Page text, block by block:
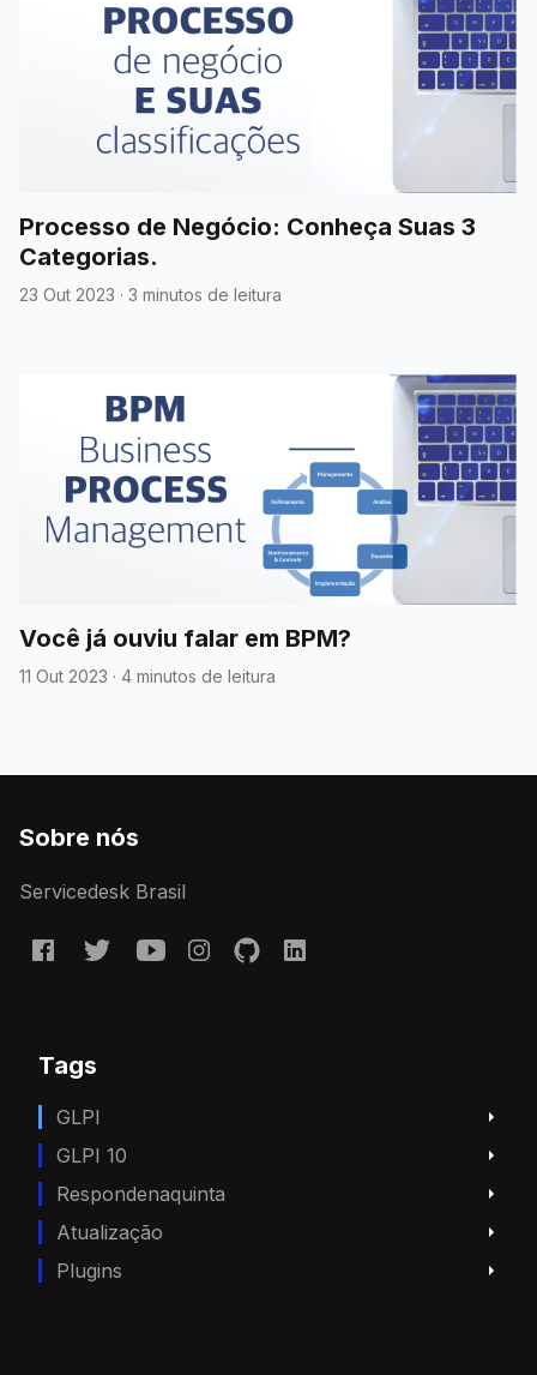
Processo de Negócio: Conheça Suas 3
Categorias.
23 Out 2023 · 3 minutos de leitura
Você já ouviu falar em BPM?
11 Out 2023 · 4 minutos de leitura
Sobre nós
Servicedesk Brasil
Tags
GLPI
GLPI 10
Respondenaquinta
Atualização
Plugins